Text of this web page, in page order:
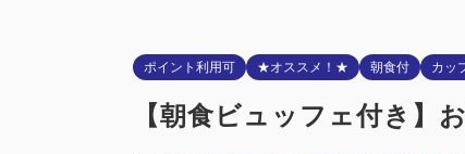
ポイント利用可 ★オススメ！★ 朝食付 カッ
【朝食ビュッフェ付き】